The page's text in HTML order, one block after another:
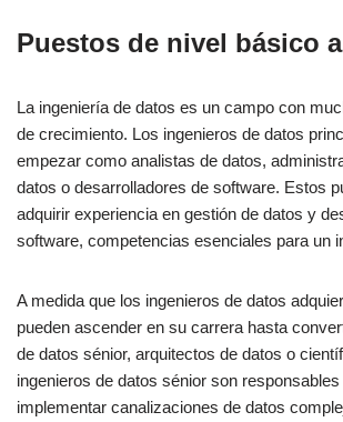
Puestos de nivel básico
La ingeniería de datos es un campo con
de crecimiento. Los ingenieros de datos
empezar como analistas de datos,
datos o desarrolladores de software. Estos
adquirir experiencia en gestión de datos y
software, competencias esenciales para un
A medida que los ingenieros de datos
pueden ascender en su carrera hasta
de datos sénior, arquitectos de datos o
ingenieros de datos sénior son
implementar canalizaciones de datos